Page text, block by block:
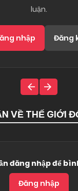
luận.
nhập Đăng
VỀ THẾ GIỚI
đăng nhập để
Đăng nhập